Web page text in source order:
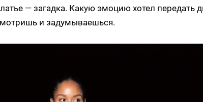
— загадка. Какую эмоцию хотел передать
и задумываешься.